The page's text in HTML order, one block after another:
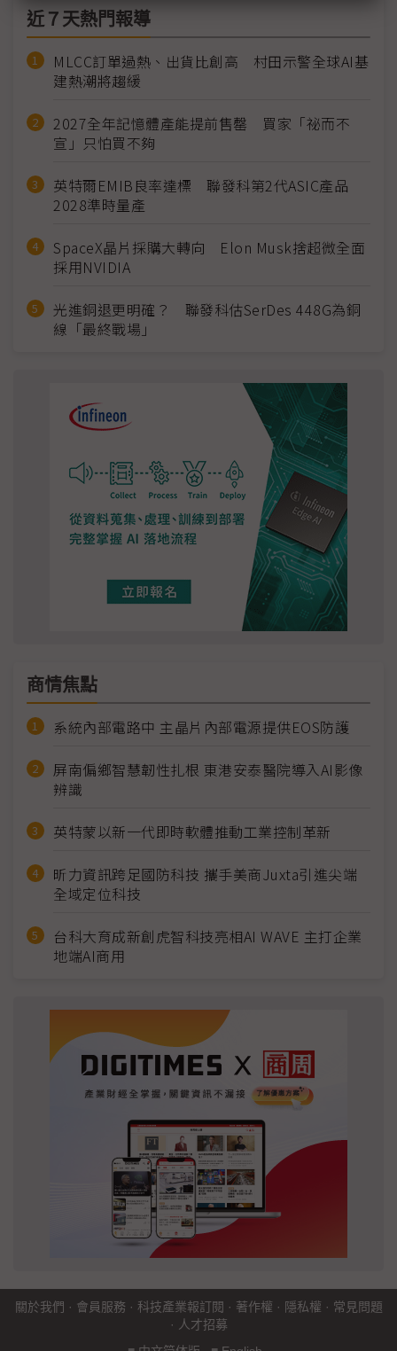
近７天熱門報導
MLCC訂單過熱、出貨比創高 村田示警全球AI基
建熱潮將趨緩
2027全年記憶體產能提前售罄 買家「祕而不
宣」只怕買不夠
英特爾EMIB良率達標 聯發科第2代ASIC產品
2028準時量產
SpaceX晶片採購大轉向 Elon Musk捨超微全面
採用NVIDIA
光進銅退更明確？ 聯發科估SerDes 448G為銅
線「最終戰場」
商情焦點
系統內部電路中 主晶片內部電源提供EOS防護
屏南偏鄉智慧韌性扎根 東港安泰醫院導入AI影像
辨識
英特蒙以新一代即時軟體推動工業控制革新
昕力資訊跨足國防科技 攜手美商Juxta引進尖端
全域定位科技
台科大育成新創虎智科技亮相AI WAVE 主打企業
地端AI商用
關於我們 · 會員服務 · 科技產業報訂閱 · 著作權 · 隱私權 · 常見問題
· 人才招募